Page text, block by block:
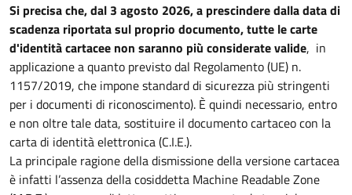
Si precisa che, dal 3 agosto 2026, a prescindere dalla data di
scadenza riportata sul proprio documento, tutte le carte
d'identità cartacee non saranno più considerate valide, in
applicazione a quanto previsto dal Regolamento (UE) n.
1157/2019, che impone standard di sicurezza più stringenti
per i documenti di riconoscimento). È quindi necessario, entro
e non oltre tale data, sostituire il documento cartaceo con la
carta di identità elettronica (C.I.E.).
La principale ragione della dismissione della versione cartacea
è infatti l’assenza della cosiddetta Machine Readable Zone